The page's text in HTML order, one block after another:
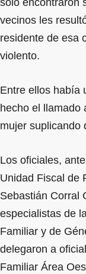
solo encontraron
vecinos les
residente de esa
violento.
Entre ellos había
hecho el llamado
mujer suplicando
Los oficiales,
Unidad Fiscal de
Sebastián Corral
especialistas de
Familiar y de
delegaron a
Familiar Área